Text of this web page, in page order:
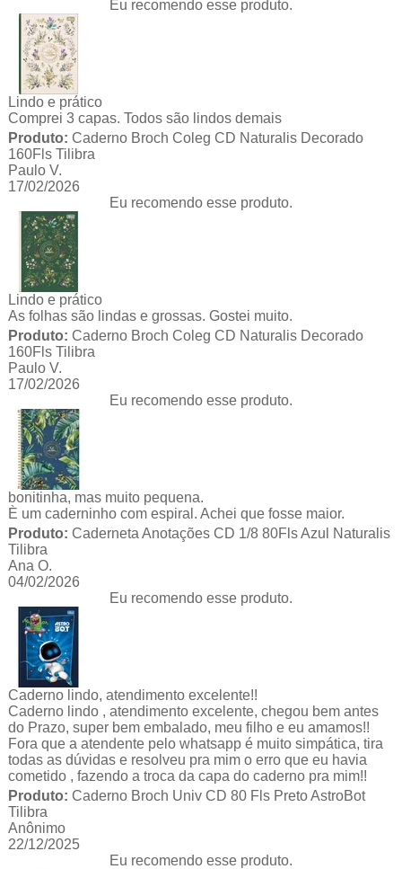
Eu recomendo esse produto.
Lindo e prático
Comprei 3 capas. Todos são lindos demais
Produto: Caderno Broch Coleg CD Naturalis Decorado
160Fls Tilibra
Paulo V.
17/02/2026
Eu recomendo esse produto.
Lindo e prático
As folhas são lindas e grossas. Gostei muito.
Produto: Caderno Broch Coleg CD Naturalis Decorado
160Fls Tilibra
Paulo V.
17/02/2026
Eu recomendo esse produto.
bonitinha, mas muito pequena.
È um caderninho com espiral. Achei que fosse maior.
Produto: Caderneta Anotações CD 1/8 80Fls Azul Naturalis
Tilibra
Ana O.
04/02/2026
Eu recomendo esse produto.
Caderno lindo, atendimento excelente!!
Caderno lindo , atendimento excelente, chegou bem antes
do Prazo, super bem embalado, meu filho e eu amamos!!
Fora que a atendente pelo whatsapp é muito simpática, tira
todas as dúvidas e resolveu pra mim o erro que eu havia
cometido , fazendo a troca da capa do caderno pra mim!!
Produto: Caderno Broch Univ CD 80 Fls Preto AstroBot
Tilibra
Anônimo
22/12/2025
Eu recomendo esse produto.